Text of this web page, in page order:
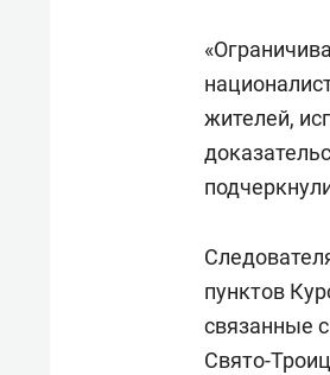
жителей,
пунктов
связанные
Свято-